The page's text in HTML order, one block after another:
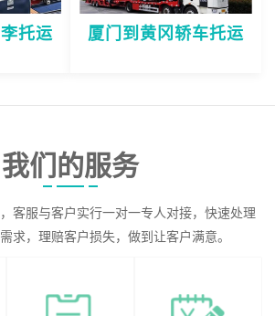
托运 厦门到黄冈轿车托运
我们的服务
客服与客户实行一对一专人对接，快速处理
求，理赔客户损失，做到让客户满意。